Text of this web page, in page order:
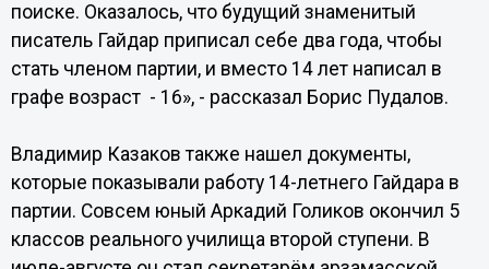
поиске. Оказалось, что будущий знаменитый
писатель Гайдар приписал себе два года, чтобы
стать членом партии, и вместо 14 лет написал в
графе возраст - 16», - рассказал Борис Пудалов.
Владимир Казаков также нашел документы,
которые показывали работу 14-летнего Гайдара в
партии. Совсем юный Аркадий Голиков окончил 5
классов реального училища второй ступени. В